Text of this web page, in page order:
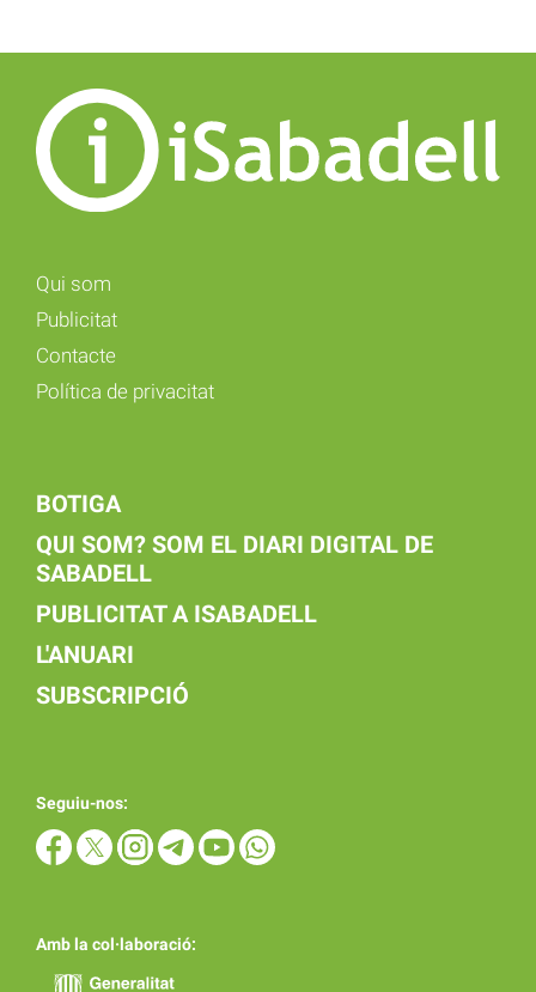
Qui som
Publicitat
Contacte
Política de privacitat
BOTIGA
QUI SOM? SOM EL DIARI DIGITAL DE
SABADELL
PUBLICITAT A ISABADELL
L'ANUARI
SUBSCRIPCIÓ
Seguiu-nos:
Amb la col·laboració: